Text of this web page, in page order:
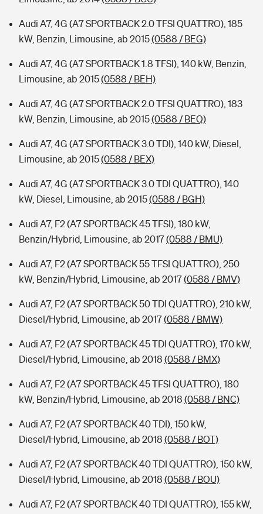
Audi A7, 4G (A7 SPORTBACK 2.0 TFSI QUATTRO), 185
kW, Benzin, Limousine, ab 2015(0588 / BEG)
Audi A7, 4G (A7 SPORTBACK 1.8 TFSI), 140 kW, Benzin,
Limousine, ab 2015(0588 / BEH)
Audi A7, 4G (A7 SPORTBACK 2.0 TFSI QUATTRO), 183
kW, Benzin, Limousine, ab 2015(0588 / BEQ)
Audi A7, 4G (A7 SPORTBACK 3.0 TDI), 140 kW, Diesel,
Limousine, ab 2015(0588 / BEX)
Audi A7, 4G (A7 SPORTBACK 3.0 TDI QUATTRO), 140
kW, Diesel, Limousine, ab 2015(0588 / BGH)
Audi A7, F2 (A7 SPORTBACK 45 TFSI), 180 kW,
Benzin/Hybrid, Limousine, ab 2017(0588 / BMU)
Audi A7, F2 (A7 SPORTBACK 55 TFSI QUATTRO), 250
kW, Benzin/Hybrid, Limousine, ab 2017(0588 / BMV)
Audi A7, F2 (A7 SPORTBACK 50 TDI QUATTRO), 210 kW,
Diesel/Hybrid, Limousine, ab 2017(0588 / BMW)
Audi A7, F2 (A7 SPORTBACK 45 TDI QUATTRO), 170 kW,
Diesel/Hybrid, Limousine, ab 2018 (0588 / BMX)
Audi A7, F2 (A7 SPORTBACK 45 TFSI QUATTRO), 180
kW, Benzin/Hybrid, Limousine, ab 2018 (0588 / BNC)
Audi A7, F2 (A7 SPORTBACK 40 TDI), 150 kW,
Diesel/Hybrid, Limousine, ab 2018 (0588 / BOT)
Audi A7, F2 (A7 SPORTBACK 40 TDI QUATTRO), 150 kW,
Diesel/Hybrid, Limousine, ab 2018 (0588 / BOU)
Audi A7, F2 (A7 SPORTBACK 40 TDI QUATTRO), 155 kW,